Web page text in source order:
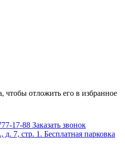
чтобы отложить его в избранное
17-88 Заказать звонок
д. 7, стр. 1. Бесплатная парковка